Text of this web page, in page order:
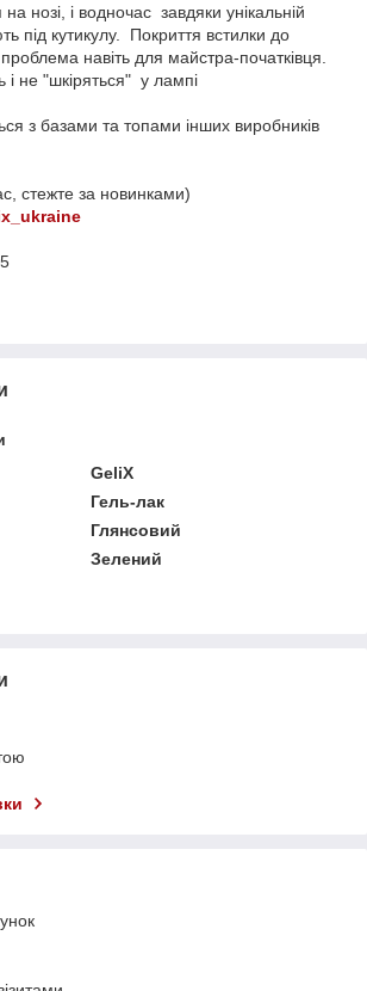
нозі, і водночас завдяки унікальній
під кутикулу. Покриття встилки до
навіть для майстра-початківця.
і не "шкіряться" у лампі
з базами та топами інших виробників
стежте за новинками)
GeliX
Гель-лак
Глянсовий
Зелений